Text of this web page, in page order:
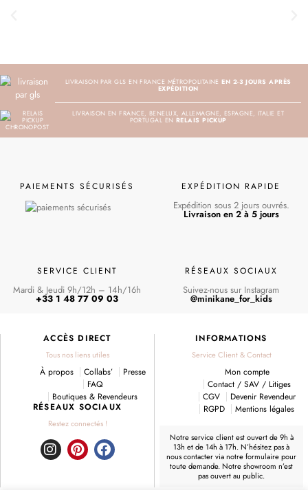
LIVRAISON PAR GLS EN FRANCE MÉTROPOLITAINEEN 2-3 JOURS APRÈS
EXPÉDITION
LIVRAISON EN FRANCE, BENELUX, ALLEMAGNE, ESPAGNE, ITALIE ET
PORTUGAL EN RELAIS PICKUP
PAIEMENTS SÉCURISÉS EXPÉDITION RAPIDE
Expédition sous 2 jours ouvrés.
Livraison en 2 à 5 jours
SERVICE CLIENT
Mardi & Jeudi 9h/12h – 14h/16h
+33 1 48 77 09 03
RÉSEAUX SOCIAUX
Suivez-nous sur Instagram
@minikane_for_kids
ACCÈS DIRECT
Tous nos liens utiles
À propos Collabs’
Presse
FAQ
Boutiques & Revendeurs
RÉSEAUX SOCIAUX
Restez connectés !
I P F
INFORMATIONS
Service Client & Contact
Mon compte
Contact / SAV / Litiges
CGV
Devenir Revendeur
RGPD
Mentions légales
Notre service client est ouvert de 9h à
13h et de 14h à 17h. N’hésitez pas à
nous contactervia notre formulairepour
toute demande. Notre showroom n’est
pas ouvert au public.